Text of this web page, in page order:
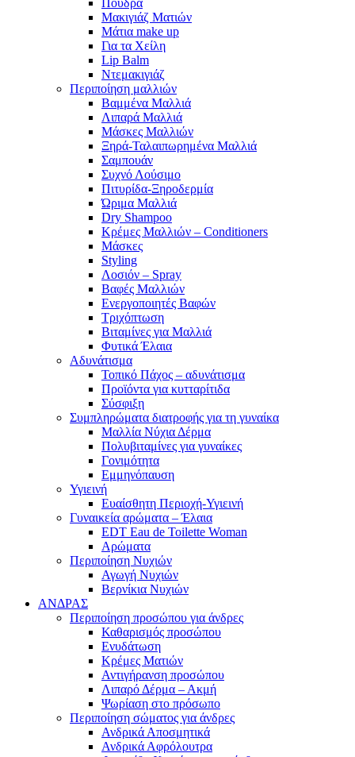
Πούδρα
Μακιγιάζ Ματιών
Μάτια make up
Για τα Χείλη
Lip Balm
Ντεμακιγιάζ
Περιποίηση μαλλιών
Βαμμένα Μαλλιά
Λιπαρά Μαλλιά
Μάσκες Μαλλιών
Ξηρά-Ταλαιπωρημένα Μαλλιά
Σαμπουάν
Συχνό Λούσιμο
Πιτυρίδα-Ξηροδερμία
Ώριμα Μαλλιά
Dry Shampoo
Κρέμες Μαλλιών – Conditioners
Μάσκες
Styling
Λοσιόν – Spray
Βαφές Μαλλιών
Ενεργοποιητές Βαφών
Τριχόπτωση
Βιταμίνες για Μαλλιά
Φυτικά Έλαια
Αδυνάτισμα
Τοπικό Πάχος – αδυνάτισμα
Προϊόντα για κυτταρίτιδα
Σύσφιξη
Συμπληρώματα διατροφής για τη γυναίκα
Μαλλία Νύχια Δέρμα
Πολυβιταμίνες για γυναίκες
Γονιμότητα
Εμμηνόπαυση
Υγιεινή
Ευαίσθητη Περιοχή-Υγιεινή
Γυναικεία αρώματα – Έλαια
EDT Eau de Toilette Woman
Αρώματα
Περιποίηση Νυχιών
Αγωγή Νυχιών
Βερνίκια Νυχιών
ΑΝΔΡΑΣ
Περιποίηση προσώπου για άνδρες
Καθαρισμός προσώπου
Ενυδάτωση
Κρέμες Ματιών
Αντιγήρανση προσώπου
Λιπαρό Δέρμα – Ακμή
Ψωρίαση στο πρόσωπο
Περιποίηση σώματος για άνδρες
Ανδρικά Αποσμητικά
Ανδρικά Αφρόλουτρα